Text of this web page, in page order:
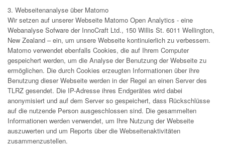
3. Webseitenanalyse über Matomo
Wir setzen auf unserer Webseite Matomo Open Analytics - eine
Webanalyse Sofware der InnoCraft Ltd., 150 Willis St. 6011 Wellington,
New Zealand – ein, um unsere Webseite kontinuierlich zu verbessern.
Matomo verwendet ebenfalls Cookies, die auf Ihrem Computer
gespeichert werden, um die Analyse der Benutzung der Webseite zu
ermöglichen. Die durch Cookies erzeugten Informationen über ihre
Benutzung dieser Webseite werden in der Regel an einen Server des
TLRZ gesendet. Die IP-Adresse ihres Endgerätes wird dabei
anonymisiert und auf dem Server so gespeichert, dass Rückschlüsse
auf die nutzende Person ausgeschlossen sind. Die gesammelten
Informationen werden verwendet, um Ihre Nutzung der Webseite
auszuwerten und um Reports über die Webseitenaktivitäten
zusammenzustellen.